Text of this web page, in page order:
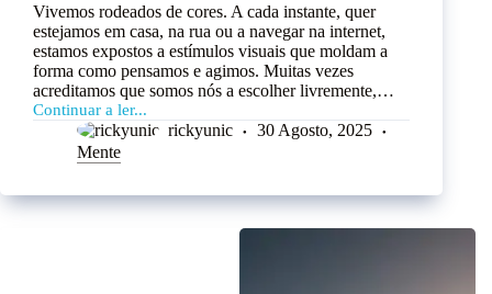
Vivemos rodeados de cores. A cada instante, quer
estejamos em casa, na rua ou a navegar na internet,
estamos expostos a estímulos visuais que moldam a
forma como pensamos e agimos. Muitas vezes
acreditamos que somos nós a escolher livremente,…
Continuar a ler...
rickyunic
30 Agosto, 2025
Mente